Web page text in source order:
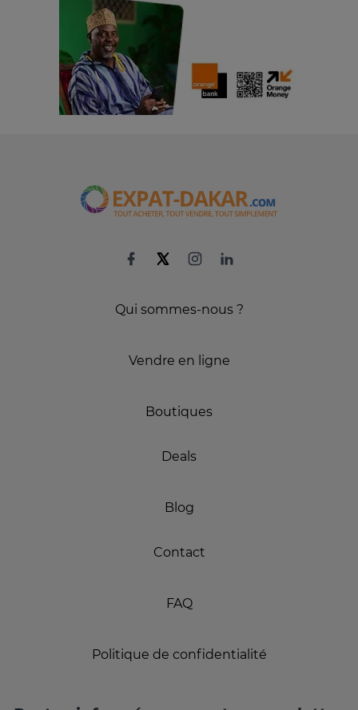
Qui sommes-nous ?
Vendre en ligne
Boutiques
Deals
Blog
Contact
FAQ
Politique de confidentialité